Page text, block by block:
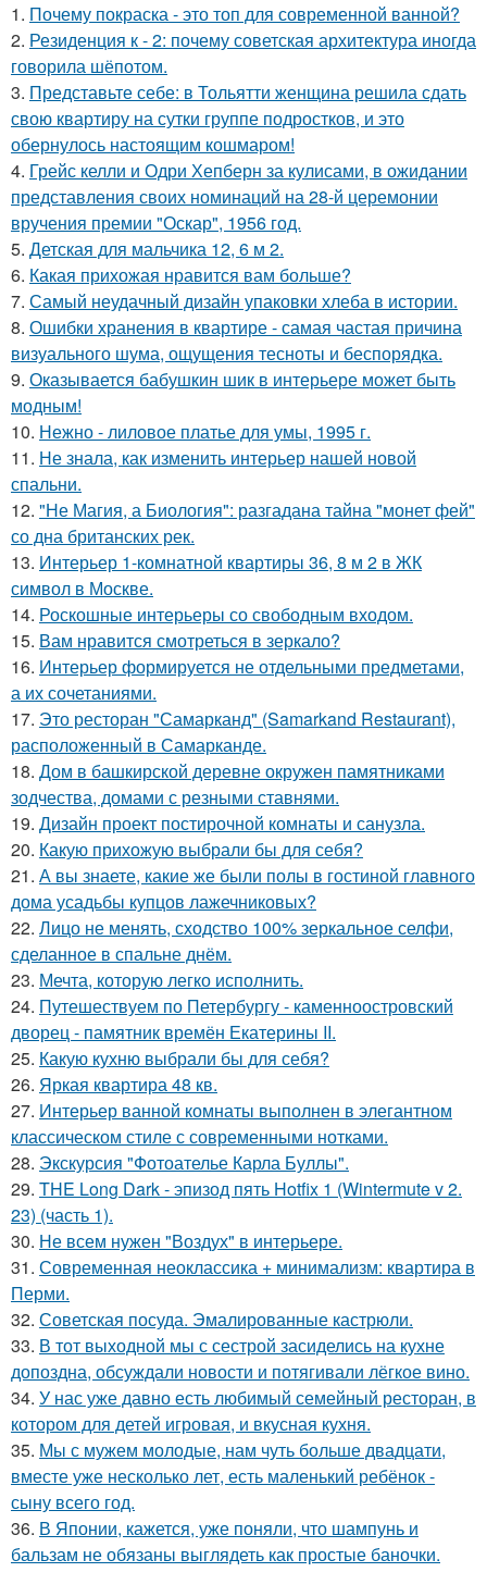
1. Почему покраска - это топ для современной ванной?
2. Резиденция к - 2: почему советская архитектура иногда
говорила шёпотом.
3. Представьте себе: в Тольятти женщина решила сдать
свою квартиру на сутки группе подростков, и это
обернулось настоящим кошмаром!
4. Грейс келли и Одри Хепберн за кулисами, в ожидании
представления своих номинаций на 28-й церемонии
вручения премии "Оскар", 1956 год.
5. Детская для мальчика 12, 6 м 2.
6. Какая прихожая нравится вам больше?
7. Самый неудачный дизайн упаковки хлеба в истории.
8. Ошибки хранения в квартире - самая частая причина
визуального шума, ощущения тесноты и беспорядка.
9. Оказывается бабушкин шик в интерьере может быть
модным!
10. Нежно - лиловое платье для умы, 1995 г.
11. Не знала, как изменить интерьер нашей новой
спальни.
12. "Не Магия, а Биология": разгадана тайна "монет фей"
со дна британских рек.
13. Интерьер 1-комнатной квартиры 36, 8 м 2 в ЖК
символ в Москве.
14. Роскошные интерьеры со свободным входом.
15. Вам нравится смотреться в зеркало?
16. Интерьер формируется не отдельными предметами,
а их сочетаниями.
17. Это ресторан "Самарканд" (Samarkand Restaurant),
расположенный в Самарканде.
18. Дом в башкирской деревне окружен памятниками
зодчества, домами с резными ставнями.
19. Дизайн проект постирочной комнаты и санузла.
20. Какую прихожую выбрали бы для себя?
21. А вы знаете, какие же были полы в гостиной главного
дома усадьбы купцов лажечниковых?
22. Лицо не менять, сходство 100% зеркальное селфи,
сделанное в спальне днём.
23. Мечта, которую легко исполнить.
24. Путешествуем по Петербургу - каменноостровский
дворец - памятник времён Екатерины II.
25. Какую кухню выбрали бы для себя?
26. Яркая квартира 48 кв.
27. Интерьер ванной комнаты выполнен в элегантном
классическом стиле с современными нотками.
28. Экскурсия "Фотоателье Карла Буллы".
29. THE Long Dark - эпизод пять Hotfix 1 (Wintermute v 2.
23) (часть 1).
30. Не всем нужен "Воздух" в интерьере.
31. Современная неоклассика + минимализм: квартира в
Перми.
32. Советская посуда. Эмалированные кастрюли.
33. В тот выходной мы с сестрой засиделись на кухне
допоздна, обсуждали новости и потягивали лёгкое вино.
34. У нас уже давно есть любимый семейный ресторан, в
котором для детей игровая, и вкусная кухня.
35. Мы с мужем молодые, нам чуть больше двадцати,
вместе уже несколько лет, есть маленький ребёнок -
сыну всего год.
36. В Японии, кажется, уже поняли, что шампунь и
бальзам не обязаны выглядеть как простые баночки.